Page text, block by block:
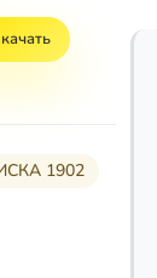
1902